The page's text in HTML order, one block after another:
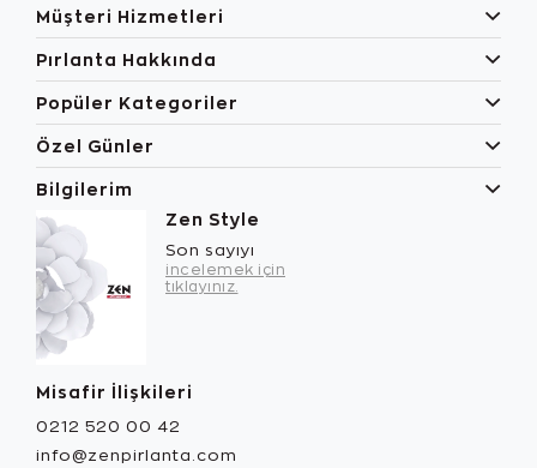
Müşteri Hizmetleri
Pırlanta Hakkında
Popüler Kategoriler
Özel Günler
Bilgilerim
Zen Style
Son sayıyı
incelemek için
tıklayınız.
Misafir İlişkileri
0212 520 00 42
info@zenpirlanta.com